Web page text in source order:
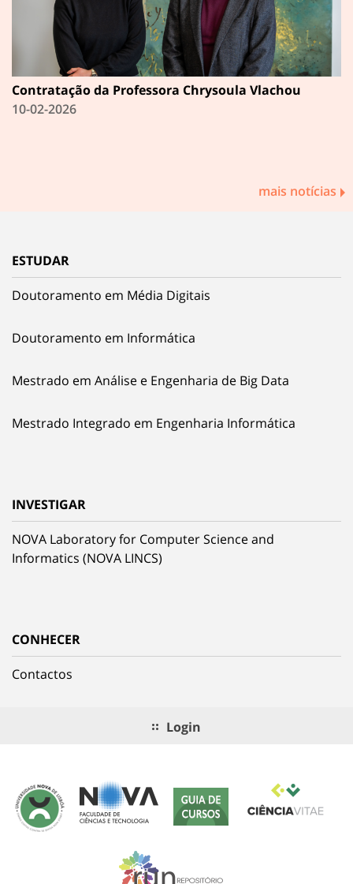
Contratação da Professora Chrysoula Vlachou
10-02-2026
mais notícias
ESTUDAR
Doutoramento em Média Digitais
Doutoramento em Informática
Mestrado em Análise e Engenharia de Big Data
Mestrado Integrado em Engenharia Informática
INVESTIGAR
NOVA Laboratory for Computer Science and
Informatics (NOVA LINCS)
CONHECER
Contactos
Login